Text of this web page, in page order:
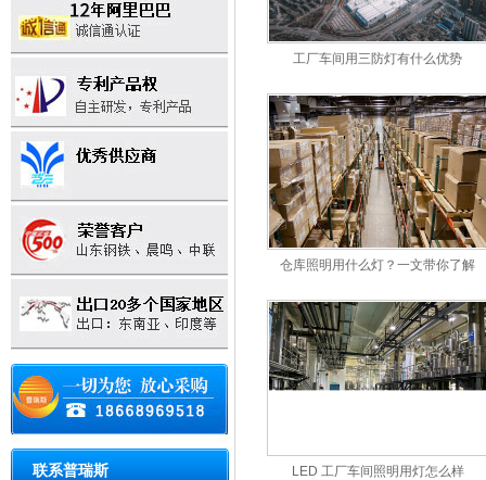
联系普瑞斯
工厂车间用三防灯有什么优势
仓库照明用什么灯？一文带你了解
LED 工厂车间照明用灯怎么样